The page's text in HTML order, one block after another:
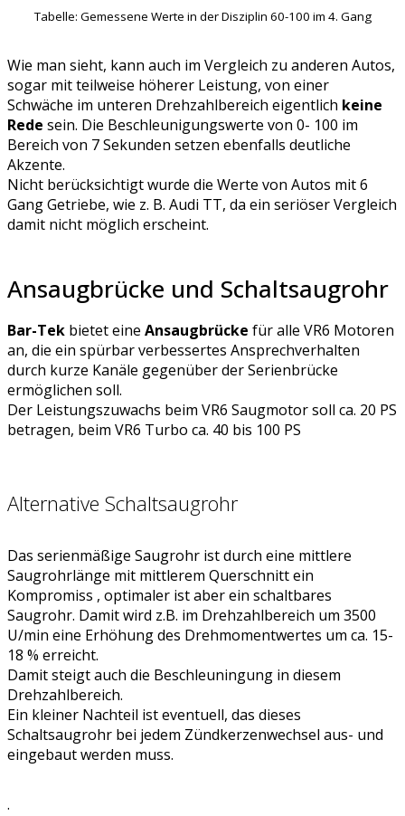
Tabelle: Gemessene Werte in der Disziplin 60-100 im 4. Gang
Wie man sieht, kann auch im Vergleich zu anderen Autos,
sogar mit teilweise höherer Leistung, von einer
Schwäche im unteren Drehzahlbereich eigentlich keine
Rede sein. Die Beschleunigungswerte von 0- 100 im
Bereich von 7 Sekunden setzen ebenfalls deutliche
Akzente.
Nicht berücksichtigt wurde die Werte von Autos mit 6
Gang Getriebe, wie z. B. Audi TT, da ein seriöser Vergleich
damit nicht möglich erscheint.
Ansaugbrücke und Schaltsaugrohr
Bar-Tek bietet eine Ansaugbrücke für alle VR6 Motoren
an, die ein spürbar verbessertes Ansprechverhalten
durch kurze Kanäle gegenüber der Serienbrücke
ermöglichen soll.
Der Leistungszuwachs beim VR6 Saugmotor soll ca. 20 PS
betragen, beim VR6 Turbo ca. 40 bis 100 PS
Alternative Schaltsaugrohr
Das serienmäßige Saugrohr ist durch eine mittlere
Saugrohrlänge mit mittlerem Querschnitt ein
Kompromiss , optimaler ist aber ein schaltbares
Saugrohr. Damit wird z.B. im Drehzahlbereich um 3500
U/min eine Erhöhung des Drehmomentwertes um ca. 15-
18 % erreicht.
Damit steigt auch die Beschleuningung in diesem
Drehzahlbereich.
Ein kleiner Nachteil ist eventuell, das dieses
Schaltsaugrohr bei jedem Zündkerzenwechsel aus- und
eingebaut werden muss.
.